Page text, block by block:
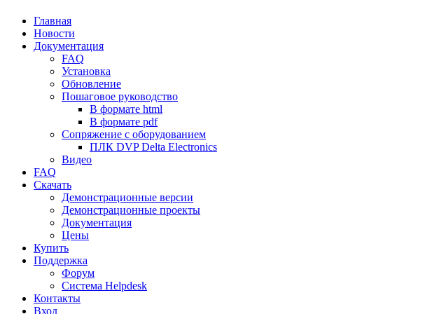
Главная
Новости
Документация
FAQ
Установка
Обновление
Пошаговое руководство
В формате html
В формате pdf
Сопряжение с оборудованием
ПЛК DVP Delta Electronics
Видео
FAQ
Скачать
Демонстрационные версии
Демонстрационные проекты
Документация
Цены
Купить
Поддержка
Форум
Система Helpdesk
Контакты
Вход